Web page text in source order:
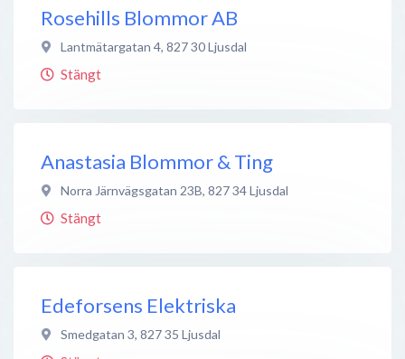
Rosehills Blommor AB
Lantmätargatan 4, 827 30Ljusdal
Stängt
Anastasia Blommor & Ting
Norra Järnvägsgatan 23B, 827 34Ljusdal
Stängt
Edeforsens Elektriska
Smedgatan 3, 827 35 Ljusdal